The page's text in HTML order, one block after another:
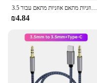
3.5 מ "מ שקע האוזניות מתאם אוזניות מתאם עבור iPhone 15 14 13 12 11 כבל Splitter אודיו עבור iOS 14 ממיר
₪4.84